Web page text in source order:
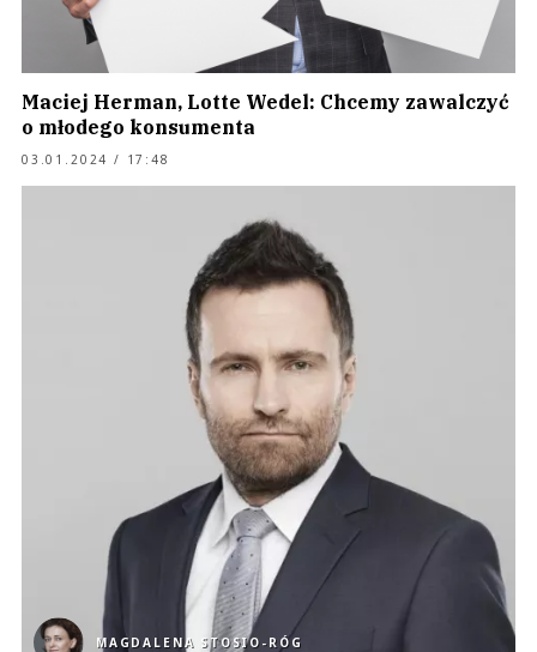
Maciej Herman, Lotte Wedel: Chcemy zawalczyć
o młodego konsumenta
03.01.2024 / 17:48
MAGDALENA STOSIO-RÓG